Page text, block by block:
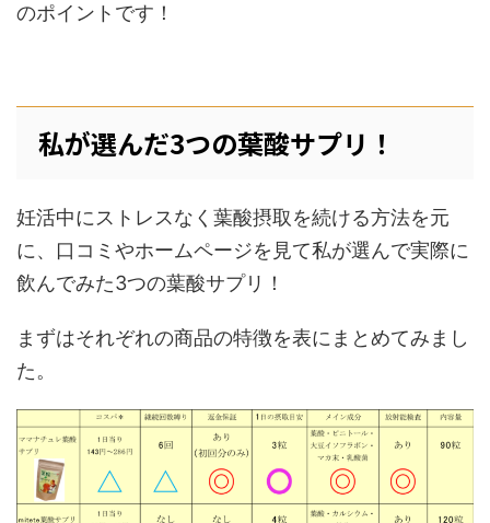
のポイントです！
私が選んだ3つの葉酸サプリ！
妊活中にストレスなく葉酸摂取を続ける方法を元
に、口コミやホームページを見て私が選んで実際に
飲んでみた3つの葉酸サプリ！
まずはそれぞれの商品の特徴を表にまとめてみまし
た。